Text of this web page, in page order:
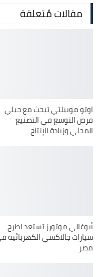
مقالات مُتعلقة
اوتو موبيلتي تبحث مع جيلي
فرص التوسع في التصنيع
المحلي وزيادة الإنتاج
أبوغالي موتورز تستعد لطرح
سيارات جالاكسي الكهربائية
مصر